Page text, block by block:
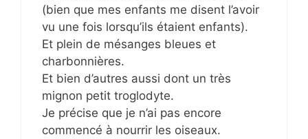
(bien que mes enfants me disent l’avoir
vu une fois lorsqu’ils étaient enfants).
Et plein de mésanges bleues et
charbonnières.
Et bien d’autres aussi dont un très
mignon petit troglodyte.
Je précise que je n’ai pas encore
commencé à nourrir les oiseaux.